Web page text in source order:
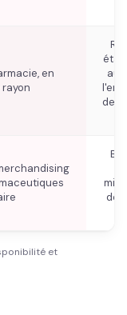
en
des
de
et